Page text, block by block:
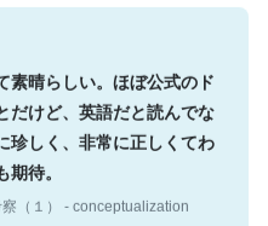
素晴らしい。ほぼ公式のド
だけど、英語だと読んでな
珍しく、非常に正しくてわ
期待。